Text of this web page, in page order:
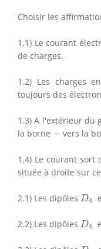
Choisir les
1.1) Le courant
de charges.
1.2) Les charges
toujours des
1.3) A l'extérieur du
la borne − vers la
1.4) Le courant
située à droite sur
2.1) Les dipôles D4
D4
2.2) Les dipôles D4
D4
D4